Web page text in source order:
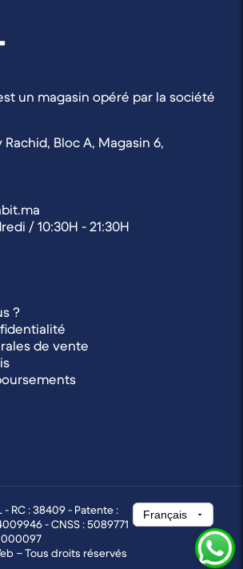
un magasin opéré par la société
Rachid, Bloc A, Magasin 6,
/ 10:30H - 21:30H
?
de vente
- RC : 38409 - Patente :
- CNSS : 5089771
– Tous droits réservés